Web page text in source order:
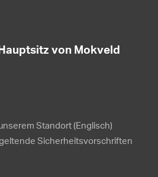
von Mokveld
Standort (Englisch)
Sicherheitsvorschriften